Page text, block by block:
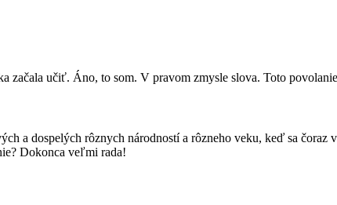
začala učiť. Áno, to som. V pravom zmysle slova. Toto
a dospelých rôznych národností a rôzneho veku, keď sa
Dokonca veľmi rada!